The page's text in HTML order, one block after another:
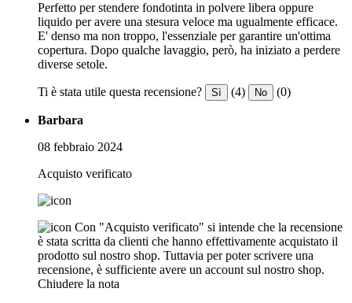
Perfetto per stendere fondotinta in polvere libera oppure
liquido per avere una stesura veloce ma ugualmente efficace.
E' denso ma non troppo, l'essenziale per garantire un'ottima
copertura. Dopo qualche lavaggio, però, ha iniziato a perdere
diverse setole.
Ti è stata utile questa recensione? Sì (4) No (0)
Barbara
08 febbraio 2024
Acquisto verificato
Con "Acquisto verificato" si intende che la recensione
è stata scritta da clienti che hanno effettivamente acquistato il
prodotto sul nostro shop. Tuttavia per poter scrivere una
recensione, è sufficiente avere un account sul nostro shop.
Chiudere la nota